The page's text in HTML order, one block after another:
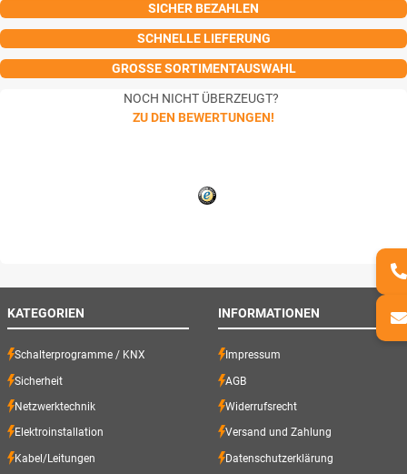
SICHER BEZAHLEN
SCHNELLE LIEFERUNG
GROSSE SORTIMENTAUSWAHL
NOCH NICHT ÜBERZEUGT?
ZU DEN BEWERTUNGEN!
KATEGORIEN
Schalterprogramme / KNX
Sicherheit
Netzwerktechnik
Elektroinstallation
Kabel/Leitungen
INFORMATIONEN
Impressum
AGB
Widerrufsrecht
Versand und Zahlung
Datenschutzerklärung